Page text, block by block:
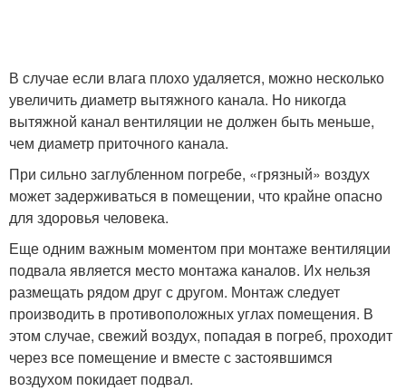
В случае если влага плохо удаляется, можно несколько
увеличить диаметр вытяжного канала. Но никогда
вытяжной канал вентиляции не должен быть меньше,
чем диаметр приточного канала.
При сильно заглубленном погребе, «грязный» воздух
может задерживаться в помещении, что крайне опасно
для здоровья человека.
Еще одним важным моментом при монтаже вентиляции
подвала является место монтажа каналов. Их нельзя
размещать рядом друг с другом. Монтаж следует
производить в противоположных углах помещения. В
этом случае, свежий воздух, попадая в погреб, проходит
через все помещение и вместе с застоявшимся
воздухом покидает подвал.